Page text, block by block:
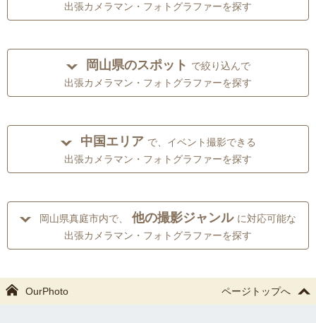
出張カメラマン・フォトグラファーを探す
岡山県のスポット で絞り込んで
出張カメラマン・フォトグラファーを探す
中国エリア で、イベント撮影できる
出張カメラマン・フォトグラファーを探す
岡山県真庭市内で、 他の撮影ジャンル に対応可能な
出張カメラマン・フォトグラファーを探す
OurPhoto ページトップへ